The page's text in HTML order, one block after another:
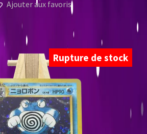
Ajouter aux favoris
Rupture de stock